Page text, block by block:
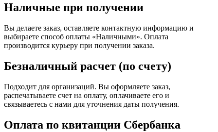
Наличные при получении
Вы делаете заказ, оставляете контактную информацию и
выбираете способ оплаты «Наличными». Оплата
производится курьеру при получении заказа.
Безналичный расчет (по счету)
Подходит для организаций. Вы оформляете заказ,
распечатываете счет на оплату, оплачиваете его и
связываетесь с нами для уточнения даты получения.
Оплата по квитанции Сбербанка